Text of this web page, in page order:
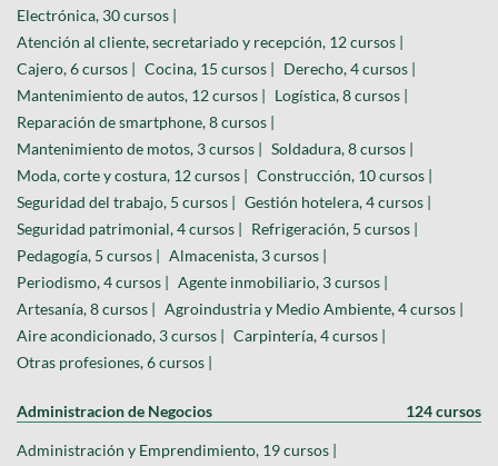
Electrónica, 30 cursos |
Atención al cliente, secretariado y recepción, 12 cursos |
Cajero, 6 cursos | Cocina, 15 cursos | Derecho, 4 cursos |
Mantenimiento de autos, 12 cursos | Logística, 8 cursos |
Reparación de smartphone, 8 cursos |
Mantenimiento de motos, 3 cursos | Soldadura, 8 cursos |
Moda, corte y costura, 12 cursos | Construcción, 10 cursos |
Seguridad del trabajo, 5 cursos | Gestión hotelera, 4 cursos |
Seguridad patrimonial, 4 cursos | Refrigeración, 5 cursos |
Pedagogía, 5 cursos | Almacenista, 3 cursos |
Periodismo, 4 cursos | Agente inmobiliario, 3 cursos |
Artesanía, 8 cursos | Agroindustria y Medio Ambiente, 4 cursos |
Aire acondicionado, 3 cursos | Carpintería, 4 cursos |
Otras profesiones, 6 cursos |
Administracion de Negocios 124 cursos
Administración y Emprendimiento, 19 cursos |